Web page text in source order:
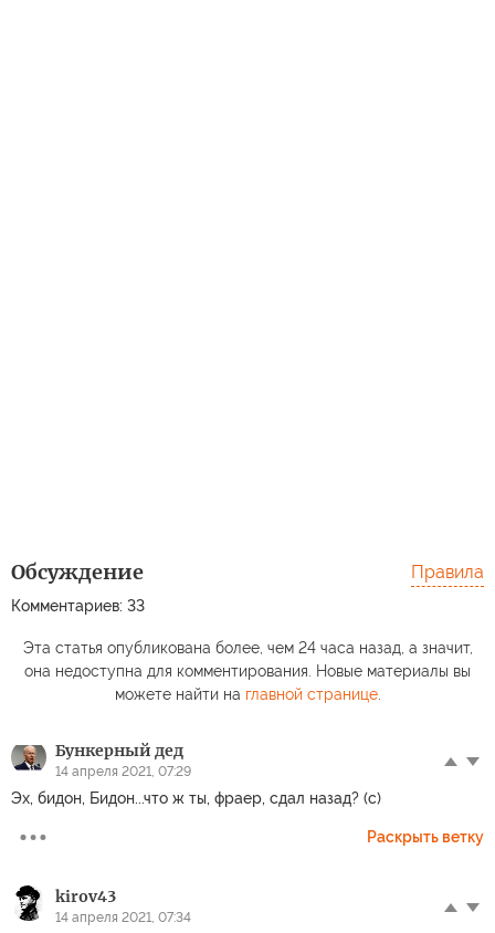
Обсуждение
Комментариев: 33
Правила
Эта статья опубликована более, чем 24 часа назад, а значит,
она недоступна для комментирования. Новые материалы вы
можете найти на главной странице.
Бункерный дед
14 апреля 2021, 07:29
Эх, бидон, Бидон...что ж ты, фраер, сдал назад? (c)
Раскрыть ветку
kirov43
14 апреля 2021, 07:34